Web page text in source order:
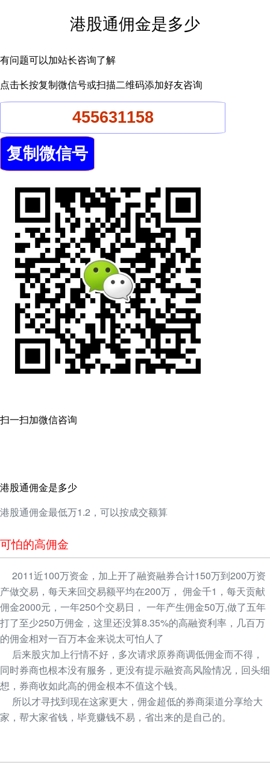
港股通佣金是多少
有问题可以加站长咨询了解
点击长按复制微信号或扫描二维码添加好友咨询
扫一扫加微信咨询
港股通佣金是多少
港股通佣金最低万1.2，可以按成交额算
可怕的高佣金
2011近100万资金，加上开了融资融券合计150万到200万资
产做交易，每天来回交易额平均在200万， 佣金千1，每天贡献
佣金2000元，一年250个交易日， 一年产生佣金50万,做了五年
打了至少250万佣金，这里还没算8.35%的高融资利率，几百万
的佣金相对一百万本金来说太可怕人了
后来股灾加上行情不好，多次请求原券商调低佣金而不得，
同时券商也根本没有服务，更没有提示融资高风险情况，回头细
想，券商收如此高的佣金根本不值这个钱。
所以才寻找到现在这家更大，佣金超低的券商渠道分享给大
家，帮大家省钱，毕竟赚钱不易，省出来的是自己的。